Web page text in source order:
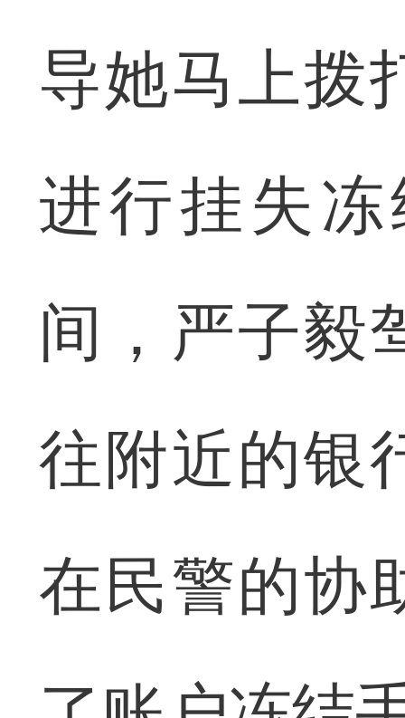
导她马上拨
进行挂失
间，严子毅
往附近的银
在民警的协